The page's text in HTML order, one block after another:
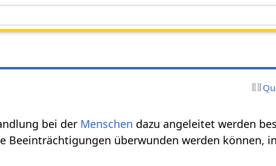
bei der Menschen dazu angeleitet werden
Beeinträchtigungen überwunden werden können,